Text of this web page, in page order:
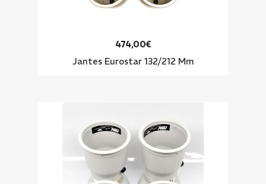
474,00€
Jantes Eurostar 132/212 Mm